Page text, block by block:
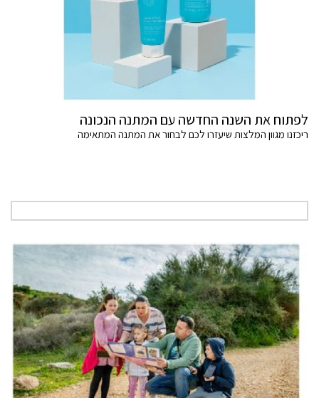
לפתוח את השנה החדשה עם המתנה הנכונה
ריכזנו מגוון המלצות שיעזרו לכם לבחור את המתנה המתאימה